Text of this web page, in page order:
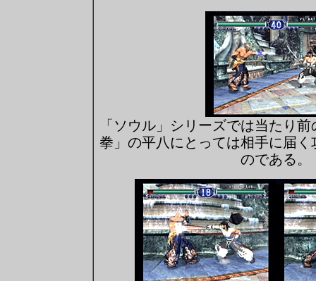
「ソウル」シリーズでは当たり
拳」の平八にとっては相手に届
のである。